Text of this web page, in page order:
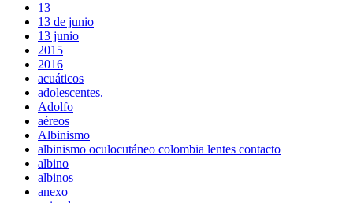
13
13 de junio
13 junio
2015
2016
acuáticos
adolescentes.
Adolfo
aéreos
Albinismo
albinismo oculocutáneo colombia lentes contacto
albino
albinos
anexo